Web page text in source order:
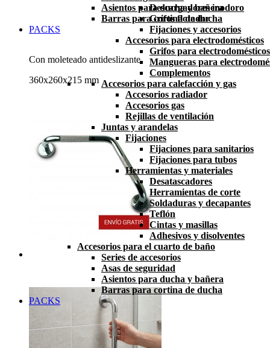
Descargadores inodoro
Grifos flotador
Fijaciones y accesorios
Accesorios para electrodomésticos
Grifos para electrodomésticos
Mangueras para
Complementos
Accesorios para calefacción y gas
Accesorios radiador
Accesorios gas
Rejillas de ventilación
Juntas y arandelas
Fijaciones
Fijaciones para sanitarios
Fijaciones para tubos
Herramientas y materiales
Desatascadores
Herramientas de corte
Soldaduras y decapantes
Teflón
Cintas y masillas
Adhesivos y disolventes
Accesorios para el cuarto de baño
Series de accesorios
Asas de seguridad
Asientos para ducha y bañera
Barras para cortina de ducha
PACKS
Asientos para ducha y bañera
Barras para cortina de ducha
PACKS
Con moleteado antideslizante
360x260x215 mm